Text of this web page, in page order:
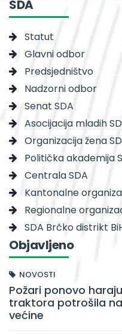
SDA
Statut
Glavni odbor
Predsjedništvo
Nadzorni odbor
Senat SDA
Asocijacija mladih
Organizacija žena
Politička akademija
Centrala SDA
Kantonalne
Regionalne
SDA Brčko distrikt
Objavljeno
NOVOSTI
Požari ponovo
traktora potrošila
većine